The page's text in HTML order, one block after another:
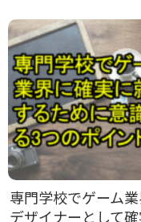
専門学校でゲーム
デザイナーとして